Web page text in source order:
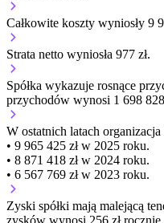
Całkowite koszty wyniosły 9
Strata netto wyniosła 977 zł.
Spółka wykazuje rosnące
przychodów wynosi 1 698
W ostatnich latach
• 9 965 425 zł w 2025 roku.
• 8 871 418 zł w 2024 roku.
• 6 567 769 zł w 2023 roku.
Zyski spółki mają malejącą